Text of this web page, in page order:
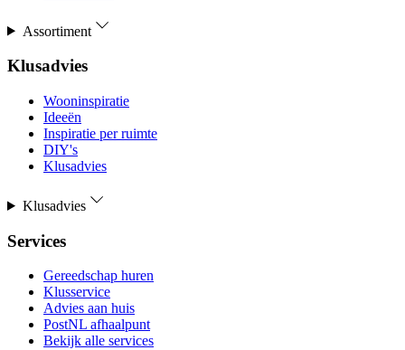
Assortiment
Klusadvies
Wooninspiratie
Ideeën
Inspiratie per ruimte
DIY's
Klusadvies
Klusadvies
Services
Gereedschap huren
Klusservice
Advies aan huis
PostNL afhaalpunt
Bekijk alle services